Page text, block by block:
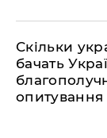
Скільки
бачать